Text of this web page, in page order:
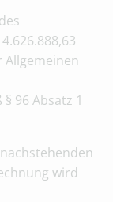
Allgemeinen
96 Absatz 1
wird